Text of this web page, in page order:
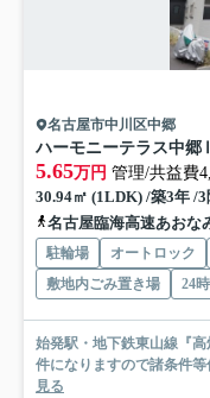
名古屋市中川区中郷
ハーモニーテラス中郷Ⅱ
5.65万円 管理/共益費
30.94㎡ (1LDK) /築3年 /3
名古屋臨海高速あおな
駐輪場 オートロック
敷地内ごみ置き場
24
始発駅・地下鉄東山線『
件になりますので諸条件
見る